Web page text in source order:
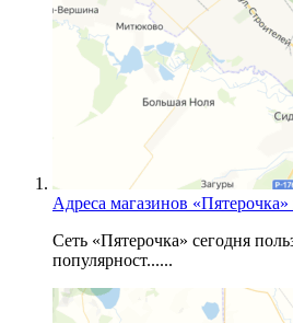
Адреса магазинов
Сеть «Пятерочка» сегодня
популярност......